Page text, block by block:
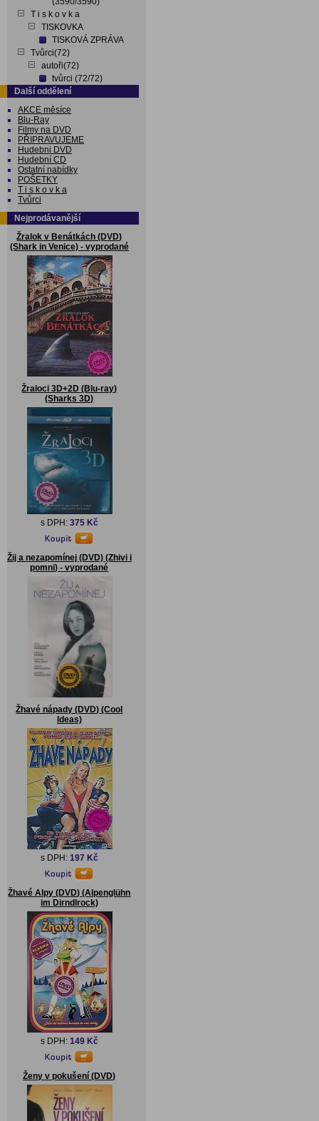
T i s k o v k a
TISKOVKA
TISKOVÁ ZPRÁVA
Tvůrci(72)
autoři(72)
tvůrci (72/72)
Další oddělení
AKCE měsíce
Blu-Ray
Filmy na DVD
PŘIPRAVUJEME
Hudebni DVD
Hudební CD
Ostatní nabídky
POŠETKY
T i s k o v k a
Tvůrci
Nejprodávanější
Žralok v Benátkách (DVD)
(Shark in Venice) - vyprodané
Žraloci 3D+2D (Blu-ray)
(Sharks 3D)
s DPH: 375 Kč
Žij a nezapomínej (DVD) (Zhivi i
pomni) - vyprodané
Žhavé nápady (DVD) (Cool
Ideas)
s DPH: 197 Kč
Žhavé Alpy (DVD) (Alpenglühn
im Dirndlrock)
s DPH: 149 Kč
Ženy v pokušení (DVD)